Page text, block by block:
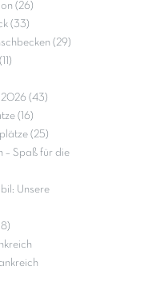
(26)
(33)
(29)
2026 (43)
(16)
(25)
– Spaß für die
Unsere